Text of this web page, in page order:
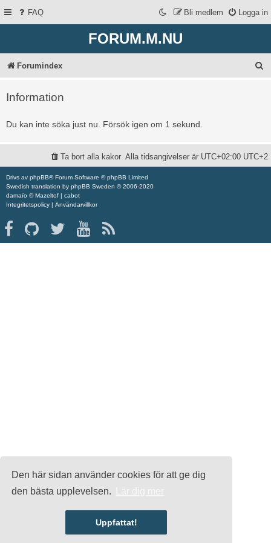
Den här sidan använder cookies för att ge dig
den bästa upplevelsen.
Uppfattat!
FAQ Logga in
Bli medlem
FORUM.M.NU
Forumindex
Information
Du kan inte söka just nu. Försök igen om 1 sekund.
Alla tidsangivelser är UTC+02:00 UTC+2
Ta bort alla kakor
Drivs av phpBB® Forum Software © phpBB Limited
Swedish translation by phpBB Sweden © 2006-2020
damaïo ©Mazeltof | cabot
Integritetspolicy | Användarvillkor